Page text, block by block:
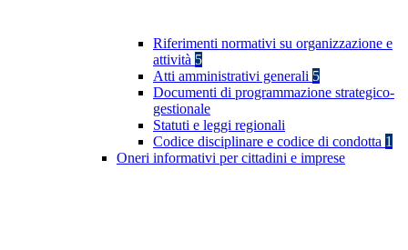
Riferimenti normativi su organizzazione e
attività 5
Atti amministrativi generali 5
Documenti di programmazione strategico-
gestionale
Statuti e leggi regionali
Codice disciplinare e codice di condotta 1
Oneri informativi per cittadini e imprese